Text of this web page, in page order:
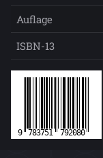
Auflage
ISBN-13